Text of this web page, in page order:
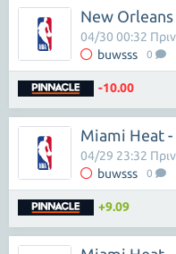
buwsss 0
04/30 00:32
-10.00
Miami Heat
buwsss 0
04/29 23:32
+9.09